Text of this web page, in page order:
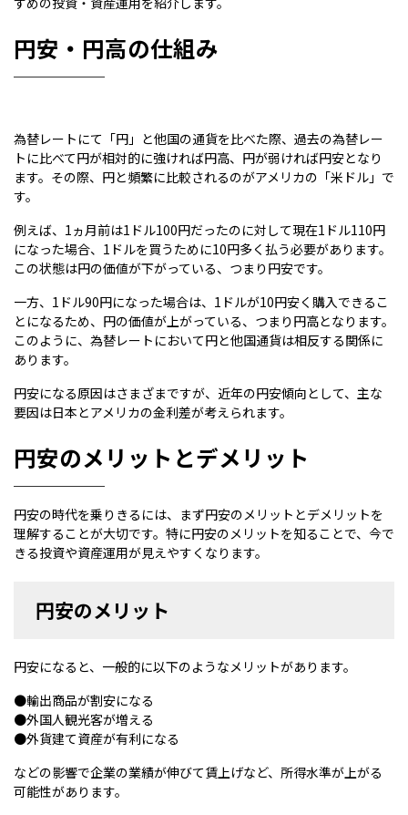
円安・円高の仕組み
為替レートにて「円」と他国の通貨を比べた際、過去の為替レー
トに比べて円が相対的に強ければ円高、円が弱ければ円安となり
ます。その際、円と頻繁に比較されるのがアメリカの「米ドル」で
す。
例えば、1ヵ月前は1ドル100円だったのに対して現在1ドル110円
になった場合、1ドルを買うために10円多く払う必要があります。
この状態は円の価値が下がっている、つまり円安です。
一方、1ドル90円になった場合は、1ドルが10円安く購入できるこ
とになるため、円の価値が上がっている、つまり円高となります。
このように、為替レートにおいて円と他国通貨は相反する関係に
あります。
円安になる原因はさまざまですが、近年の円安傾向として、主な
要因は日本とアメリカの金利差が考えられます。
円安のメリットとデメリット
円安の時代を乗りきるには、まず円安のメリットとデメリットを
理解することが大切です。特に円安のメリットを知ることで、今で
きる投資や資産運用が見えやすくなります。
円安のメリット
円安になると、一般的に以下のようなメリットがあります。
●輸出商品が割安になる
●外国人観光客が増える
●外貨建て資産が有利になる
などの影響で企業の業績が伸びて賃上げなど、所得水準が上がる
可能性があります。